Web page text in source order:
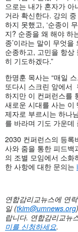
으로는 내가 혼자가
거라 확신한다. 강의
하지 못했고, ‘순종이
지? 순종을 왜 해야 하
종’이라는 말이 무엇
순종하고, 고민을 항상
히 기도하겠다.”
한명훈 목사는 “매일
또다시 스크린 앞에서
하지만 이 컨퍼런스를
새로운 시대를 사는 이
제자로 부르시는 하나
를 바라며 기도 가운데
2030 컨퍼런스의 등록
사와 줌을 통한 피드백
의 조별 모임에서 소화
한 사항에 대한 문의는
연합감리교뉴스에 연
일 (tkim@umnews.org)
랍니다. 연합감리교뉴
미를 신청하세요.